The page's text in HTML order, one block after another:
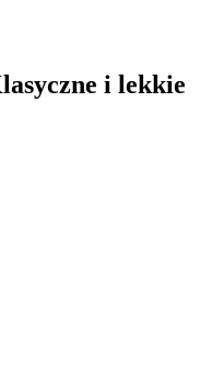
i lekkie